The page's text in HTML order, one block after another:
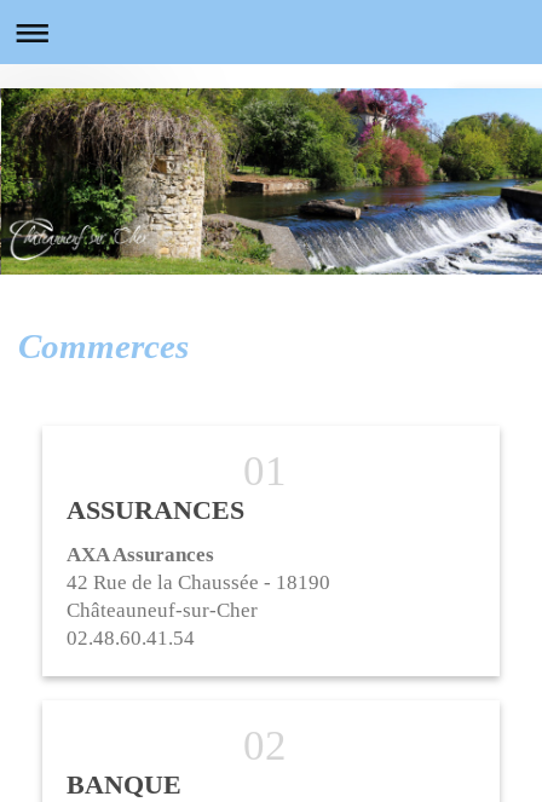
Commerces
ASSURANCES
AXA Assurances
42 Rue de la Chaussée - 18190
Châteauneuf-sur-Cher
02.48.60.41.54
BANQUE